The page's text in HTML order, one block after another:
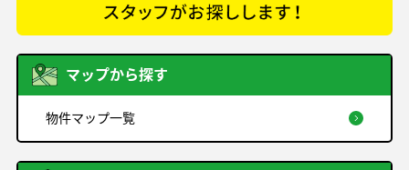
マップから探す
物件マップ一覧